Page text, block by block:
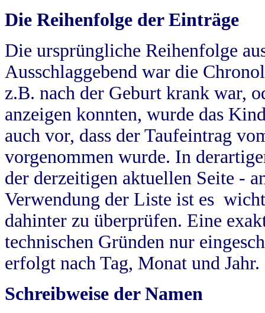
Die Reihenfolge der Einträge
Die ursprüngliche Reihenfolge
Ausschlaggebend war die
z.B. nach der Geburt krank war,
anzeigen konnten, wurde das
auch vor, dass der Taufeintrag
vorgenommen wurde. In
der derzeitigen aktuellen Seite -
Verwendung der Liste ist es
dahinter zu überprüfen. Eine
technischen Gründen nur
erfolgt nach Tag, Monat und Jahr.
Schreibweise der Namen